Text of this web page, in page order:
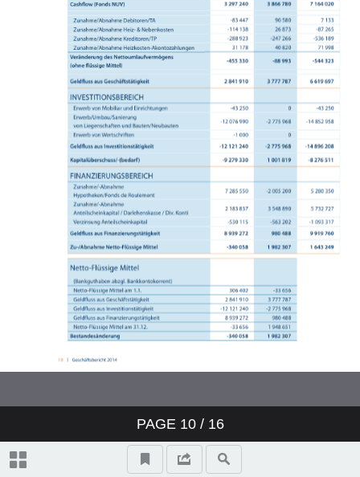
PAGE 10/ 16